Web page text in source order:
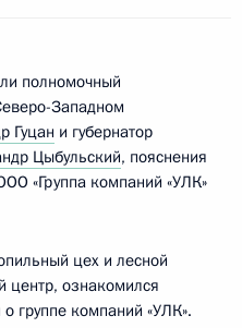
полномочный
Западном
Гуцан и губернатор
Цыбульский, пояснения
«Группа компаний «УЛК»
цех и лесной
центр, ознакомился
группе компаний «УЛК».